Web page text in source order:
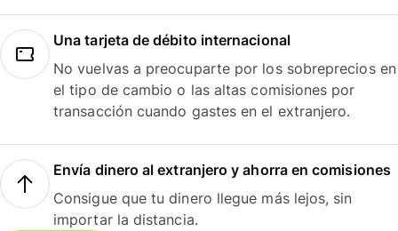
Una tarjeta de débito internacional
No vuelvas a preocuparte por los sobreprecios en
el tipo de cambio o las altas comisiones por
transacción cuando gastes en el extranjero.
Envía dinero al extranjero y ahorra en comisiones
Consigue que tu dinero llegue más lejos, sin
importar la distancia.